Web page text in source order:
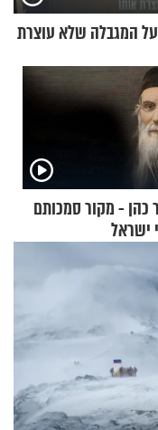
המגבלה שלא עוצרת
כהן - מקור סמכותם
ישראל